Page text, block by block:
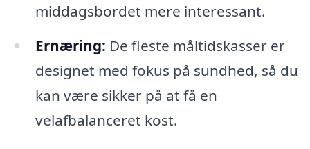
middagsbordet mere interessant.
Ernæring: De fleste måltidskasser er
designet med fokus på sundhed, så du
kan være sikker på at få en
velafbalanceret kost.